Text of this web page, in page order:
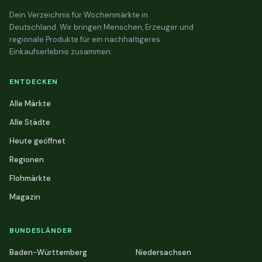
Dein Verzeichnis für Wochenmärkte in
Deutschland. Wir bringen Menschen, Erzeuger und
regionale Produkte für ein nachhaltigeres
Einkaufserlebnis zusammen.
ENTDECKEN
Alle Märkte
Alle Städte
Heute geöffnet
Regionen
Flohmärkte
Magazin
BUNDESLÄNDER
Baden-Württemberg
Niedersachsen